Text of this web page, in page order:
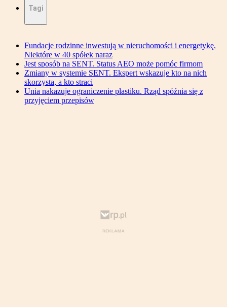
Tagi
Fundacje rodzinne inwestują w nieruchomości i energetykę.
Niektóre w 40 spółek naraz
Jest sposób na SENT. Status AEO może pomóc firmom
Zmiany w systemie SENT. Ekspert wskazuje kto na nich
skorzysta, a kto straci
Unia nakazuje ograniczenie plastiku. Rząd spóźnia się z
przyjęciem przepisów